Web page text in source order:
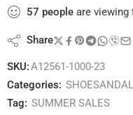
57 people are
Share
SKU:A12561-1000-23
Categories:
Tag: SUMMER SALES